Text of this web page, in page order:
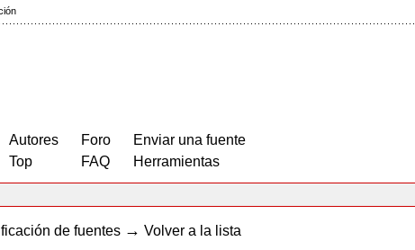
Autores
Top
Foro
FAQ
Enviar una fuente
Herramientas
de fuentes → Volver a la lista